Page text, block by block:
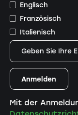
Englisch
Französisch
Italienisch
Mit der